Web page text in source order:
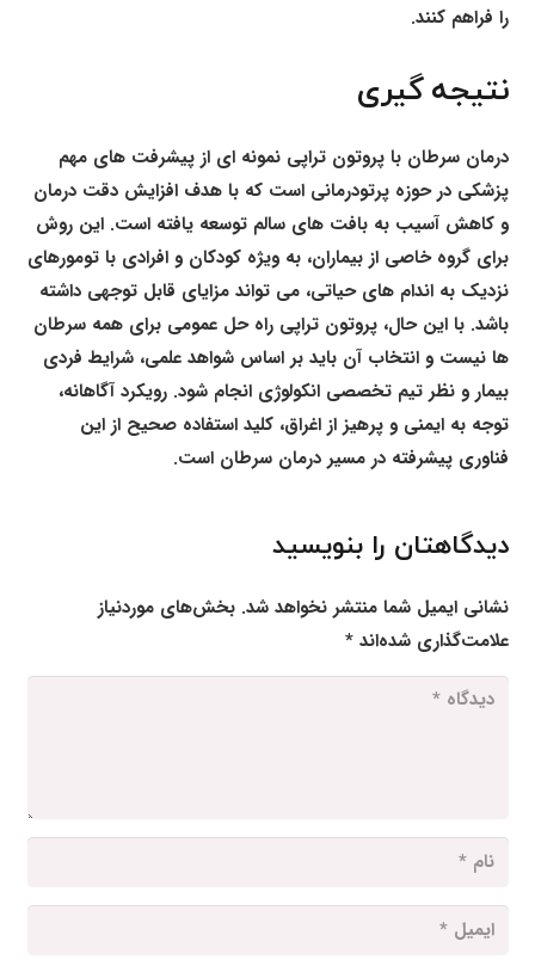
را فراهم کنند.
نتیجه گیری
درمان سرطان با پروتون تراپی نمونه ای از پیشرفت های مهم
پزشکی در حوزه پرتودرمانی است که با هدف افزایش دقت درمان
و کاهش آسیب به بافت های سالم توسعه یافته است. این روش
برای گروه خاصی از بیماران، به ویژه کودکان و افرادی با تومورهای
نزدیک به اندام های حیاتی، می تواند مزایای قابل توجهی داشته
باشد. با این حال، پروتون تراپی راه حل عمومی برای همه سرطان
ها نیست و انتخاب آن باید بر اساس شواهد علمی، شرایط فردی
بیمار و نظر تیم تخصصی انکولوژی انجام شود. رویکرد آگاهانه،
توجه به ایمنی و پرهیز از اغراق، کلید استفاده صحیح از این
فناوری پیشرفته در مسیر درمان سرطان است.
دیدگاهتان را بنویسید
نشانی ایمیل شما منتشر نخواهد شد. بخش‌های موردنیاز
علامت‌گذاری شده‌اند*